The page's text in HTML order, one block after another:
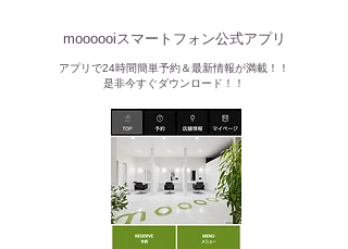
moooooiスマートフォン公式アプリ​
​アプリで24時間簡単予約＆最新情報が満載！！
是非今すぐダウンロード！！